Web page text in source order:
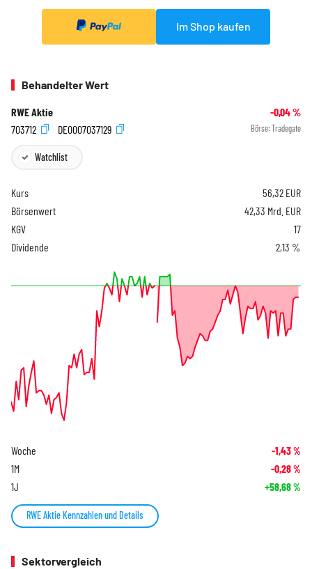
Im Shop kaufen
Behandelter Wert
RWE Aktie -0,04%
703712
DE0007037129 Börse: Tradegate
Watchlist
Kurs 56,32 EUR
Börsenwert
42,33 Mrd. EUR
KGV
17
Dividende
2,13 %
Woche -1,43%
1M -0,28%
1J +58,68%
RWE Aktie Kennzahlen und Details
Sektorvergleich